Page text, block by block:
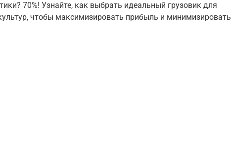
70%! Узнайте, как выбрать идеальный грузовик для
чтобы максимизировать прибыль и минимизировать